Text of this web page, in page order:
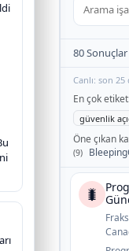
80 Sonuçlar
Canlı: son
En çok
güvenlik
Öne çıkan
(9)
🐛